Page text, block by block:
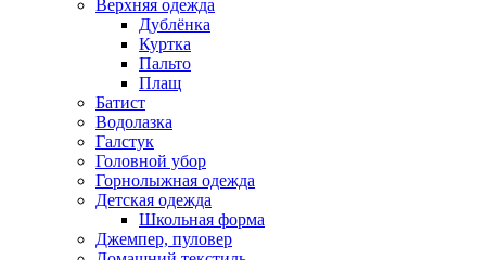
Верхняя одежда
Дублёнка
Куртка
Пальто
Плащ
Батист
Водолазка
Галстук
Головной убор
Горнолыжная одежда
Детская одежда
Школьная форма
Джемпер, пуловер